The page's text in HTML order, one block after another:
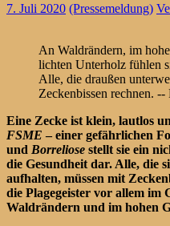
7. Juli 2020 (Pressemeldung)
An Waldrändern, im
lichten Unterholz fühlen
Alle, die draußen
Zeckenbissen rechnen.
Eine Zecke ist klein, lautlos
FSME – einer gefährlichen
und Borreliose stellt sie ein
die Gesundheit dar. Alle, die
aufhalten, müssen mit
die Plagegeister vor allem im
Waldrändern und im hohen